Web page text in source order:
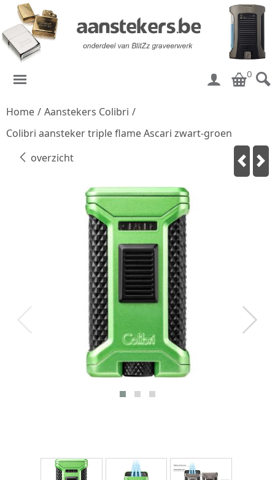
0
Home / Aanstekers Colibri /
Colibri aansteker triple flame Ascari zwart-groen
overzicht